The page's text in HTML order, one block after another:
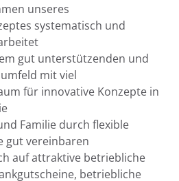
unseres
systematisch und
gut unterstützenden und
mit viel
für innovative Konzepte in
Familie durch flexible
gut vereinbaren
auf attraktive betriebliche
betriebliche